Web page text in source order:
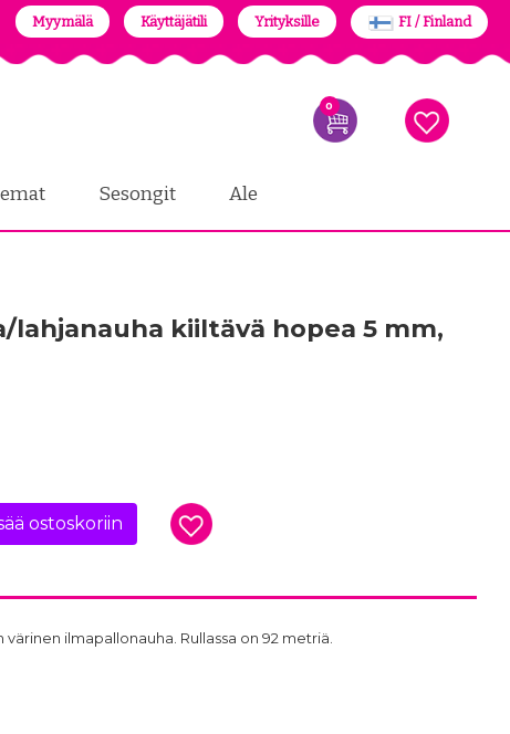
Myymälä Käyttäjätili Yrityksille FI / Finland
0
Sesongit Ale
lahjanauha kiiltävä hopea 5 mm,
ostoskoriin
ilmapallonauha. Rullassa on 92 metriä.